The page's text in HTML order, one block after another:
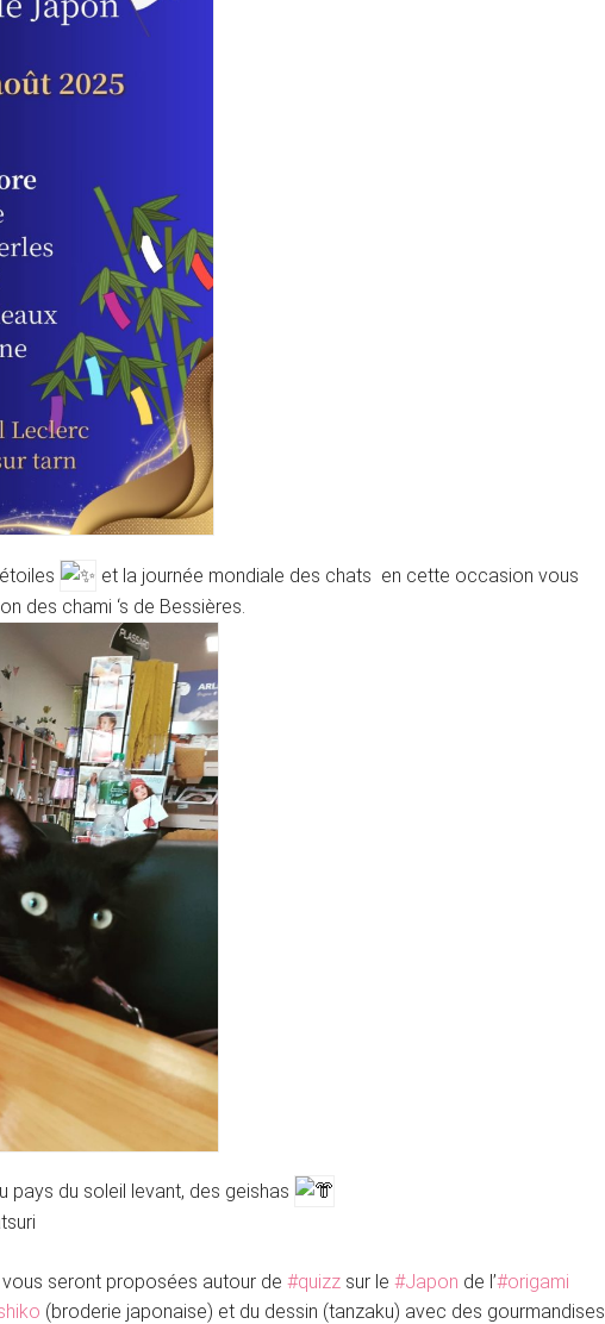
et la journée mondiale des chats en cette occasion vous
des chami ‘s de Bessières.
du soleil levant, des geishas
vous seront proposées autour de #quizz sur le #Japon de l’#origami
(broderie japonaise) et du dessin (tanzaku) avec des gourmandises